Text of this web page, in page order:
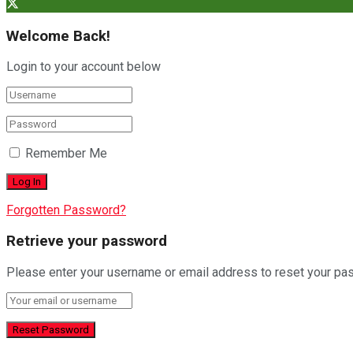
Welcome Back!
Login to your account below
Remember Me
Forgotten Password?
Retrieve your password
Please enter your username or email address to reset your